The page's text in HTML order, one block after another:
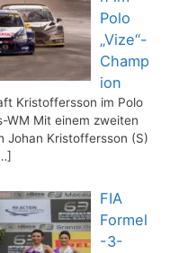
Polo
„Vize“-
Champ
ion
Kristoffersson im Polo
WM Mit einem zweiten
Johan Kristoffersson (S)
FIA
Formel
-3-